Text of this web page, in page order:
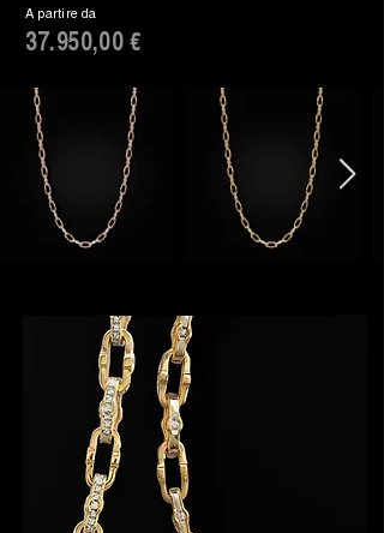
A partire da
37.950,00 €